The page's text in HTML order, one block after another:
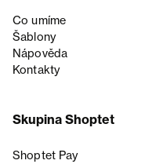
Co umíme
Šablony
Nápověda
Kontakty
Skupina Shoptet
Shoptet Pay